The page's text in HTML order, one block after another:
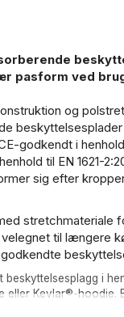
pasform ved
og
godkendt i henhold
til EN 1621-
sig efter
stretchmateriale
til længere
beskyttelsesplagg i
eller Kevlar®-hoodie.